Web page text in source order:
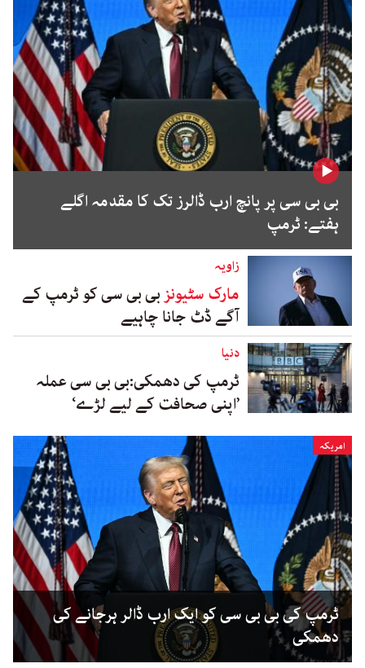
بی بی سی پر پانچ ارب ڈالرز تک کا مقدمہ اگلے
ہفتے: ٹرمپ
زاویہ
مارک سٹیونزبی بی سی کو ٹرمپ کے
آگے ڈٹ جانا چاہیے
دنیا
ٹرمپ کی دھمکی:بی بی سی عملہ
’اپنی صحافت کے لیے لڑے‘
امریکہ
ٹرمپ کی بی بی سی کو ایک ارب ڈالر ہرجانے کی
دھمکی